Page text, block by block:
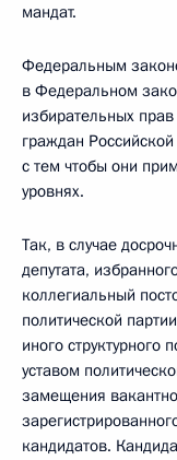
мандат.
Федеральным
в Федеральном
избирательных
граждан
с тем чтобы они
уровнях.
Так, в случае
депутата,
коллегиальный
политической
иного структурного
уставом
замещения
кандидатов.